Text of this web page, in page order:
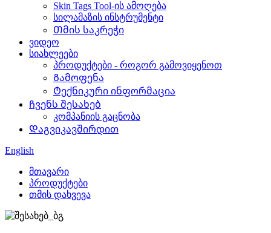
Skin Tags Tool-ის ამოღება
სილამაზის ინსტრუმენტი
Თმის საკრეჭი
ვიდეო
სიახლეები
პროდუქტები - როგორ გამოვიყენოთ
Გამოფენა
Ტექნიკური ინფორმაცია
Ჩვენს შესახებ
კომპანიის გაცნობა
Დაგვიკავშირდით
English
მთავარი
პროდუქტები
თმის დახვევა